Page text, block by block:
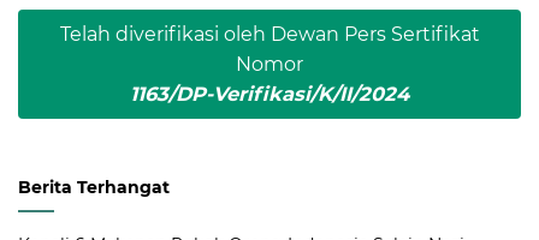
Telah diverifikasi oleh Dewan Pers Sertifikat
Nomor
1163/DP-Verifikasi/K/II/2024
Berita Terhangat